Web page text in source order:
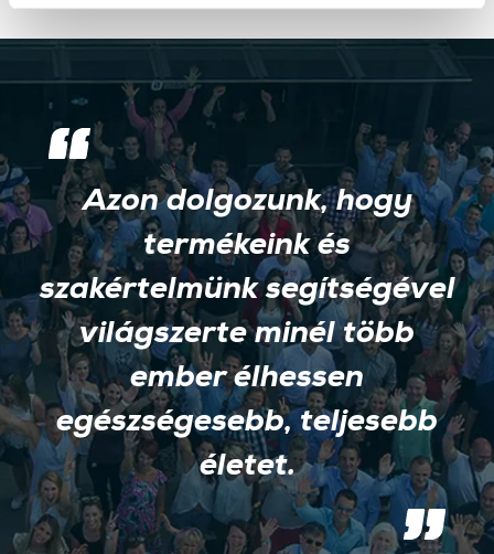
Azon dolgozunk, hogy
termékeink és
szakértelmünk segítségével
világszerte minél több
ember élhessen
egészségesebb, teljesebb
életet.